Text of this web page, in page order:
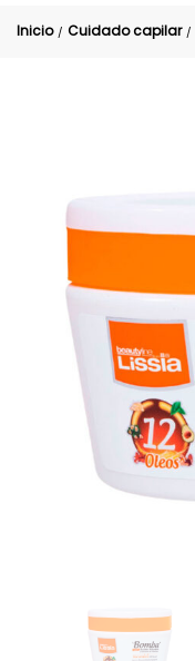
Inicio / Cuidado capilar /